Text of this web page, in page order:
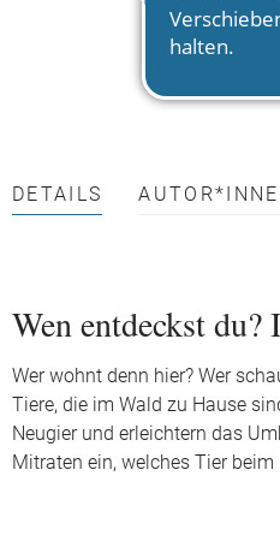
DETAILS
Wen entdeckst du?
Wer wohnt denn hier? Wer
Tiere, die im Wald zu Hause
Neugier und erleichtern das
Mitraten ein, welches Tier